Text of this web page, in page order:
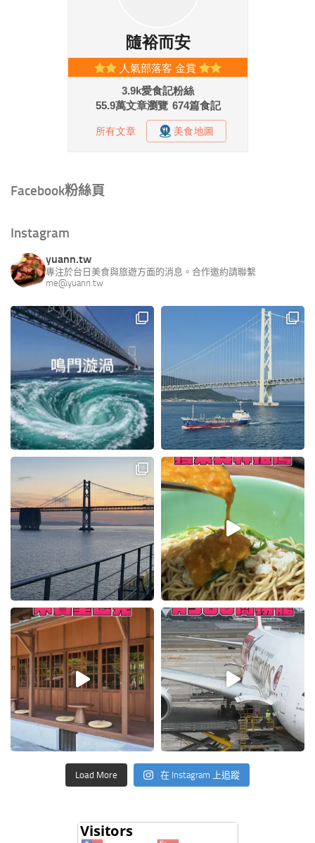
Facebook粉絲頁
Instagram
yuann.tw
專注於台日美食與旅遊方面的消息。合作邀約請聯繫
me@yuann.tw
Load More 在 Instagram 上追蹤